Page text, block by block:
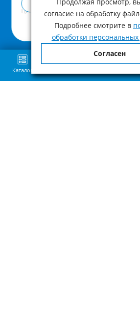
Цена с учетом НДС
В
Купить в 1 клик
Каталог
согласие на обработку
Подробнее смотрите в
обработки
Согласен